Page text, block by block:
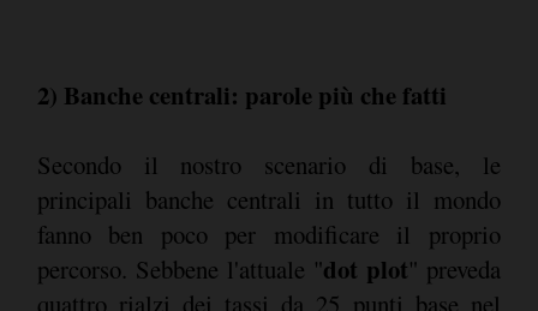
2) Banche centrali: parole più che fatti
Secondo il nostro scenario di base, le
principali banche centrali in tutto il mondo
fanno ben poco per modificare il proprio
percorso. Sebbene l'attuale "dot plot" preveda
quattro rialzi dei tassi da 25 punti base nel